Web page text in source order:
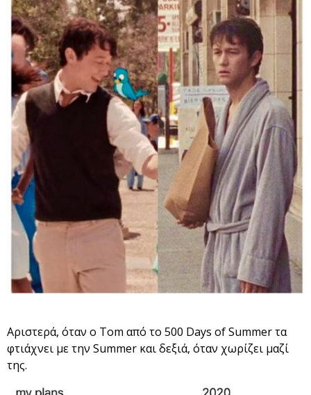
Αριστερά, όταν ο Tom από το 500 Days of Summer τα
φτιάχνει με την Summer και δεξιά, όταν χωρίζει μαζί
της.